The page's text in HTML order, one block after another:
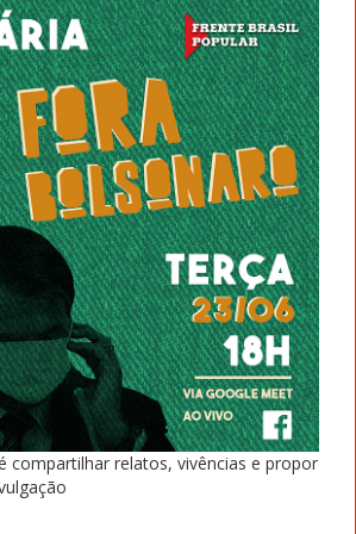
compartilhar relatos, vivências e propor